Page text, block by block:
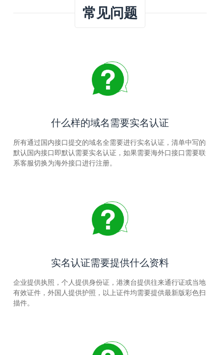
常见问题
什么样的域名需要实名认证
所有通过国内接口提交的域名全需要进行实名认证，清单中写的
默认国内接口即默认需要实名认证，如果需要海外口接口需要联
系客服切换为海外接口进行注册。
实名认证需要提供什么资料
企业提供执照，个人提供身份证，港澳台提供往来通行证或当地
有效证件，外国人提供护照，以上证件均需要提供最新版彩色扫
描件。